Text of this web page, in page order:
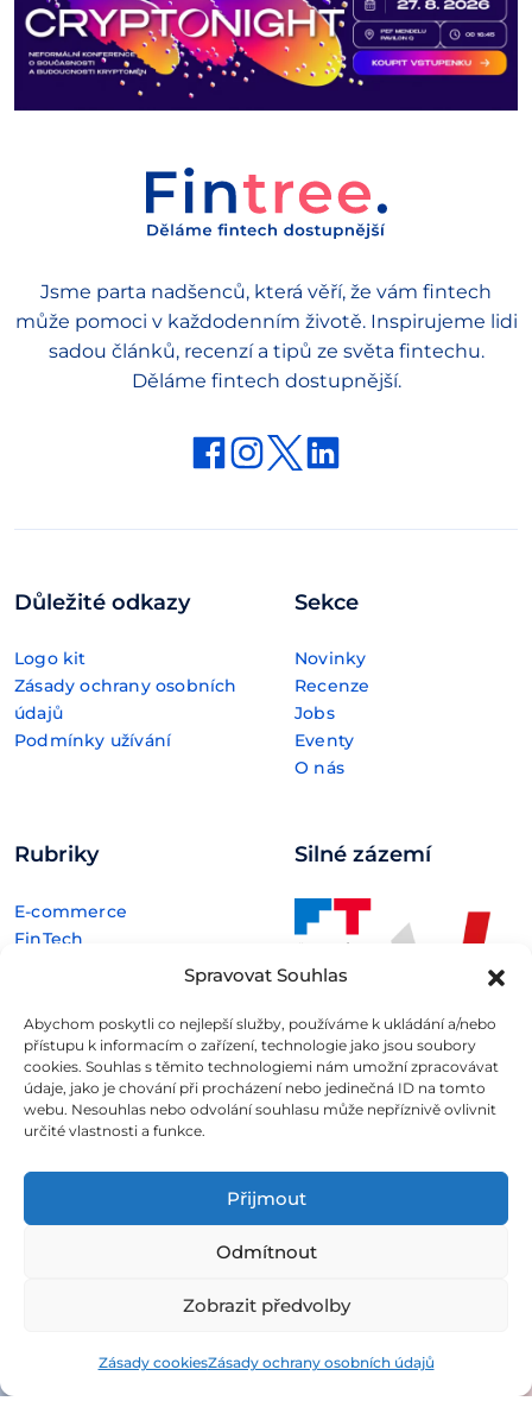
Spravovat Souhlas
Abychom poskytli co nejlepší služby, používáme k ukládání a/nebo
přístupu k informacím o zařízení, technologie jako jsou soubory
cookies. Souhlas s těmito technologiemi nám umožní zpracovávat
údaje, jako je chování při procházení nebo jedinečná ID na tomto
webu. Nesouhlas nebo odvolání souhlasu může nepříznivě ovlivnit
určité vlastnosti a funkce.
Přijmout
Odmítnout
Zobrazit předvolby
Zásady cookiesZásady ochrany osobních údajů
Jsme parta nadšenců, která věří, že vám fintech
může pomoci v každodenním životě. Inspirujeme lidi
sadou článků, recenzí a tipů ze světa fintechu.
Děláme fintech dostupnější.
Důležité odkazy
Logo kit
Zásady ochrany osobních
údajů
Podmínky užívání
Sekce
Novinky
Recenze
Jobs
Eventy
O nás
Rubriky
E-commerce
FinTech
Technologie
Silné zázemí
602 00 Brno
jsou určeny výhradně ke studijním
a informativním účelům a neslouží v žádném případě coby
konkrétní investiční doporučení.
Více informací naleznete